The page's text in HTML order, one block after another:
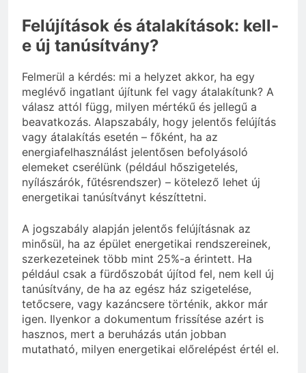
Felújítások és átalakítások: kell-
e új tanúsítvány?
Felmerül a kérdés: mi a helyzet akkor, ha egy
meglévő ingatlant újítunk fel vagy átalakítunk? A
válasz attól függ, milyen mértékű és jellegű a
beavatkozás. Alapszabály, hogy jelentős felújítás
vagy átalakítás esetén – főként, ha az
energiafelhasználást jelentősen befolyásoló
elemeket cserélünk (például hőszigetelés,
nyílászárók, fűtésrendszer) – kötelező lehet új
energetikai tanúsítványt készíttetni.
A jogszabály alapján jelentős felújításnak az
minősül, ha az épület energetikai rendszereinek,
szerkezeteinek több mint 25%-a érintett. Ha
például csak a fürdőszobát újítod fel, nem kell új
tanúsítvány, de ha az egész ház szigetelése,
tetőcsere, vagy kazáncsere történik, akkor már
igen. Ilyenkor a dokumentum frissítése azért is
hasznos, mert a beruházás után jobban
mutatható, milyen energetikai előrelépést értél el.